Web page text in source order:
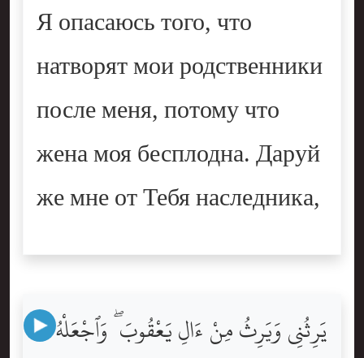
Я опасаюсь того, что
натворят мои родственники
после меня, потому что
жена моя бесплодна. Даруй
же мне от Тебя наследника,
يَرِثُنِى وَيَرِثُ مِنْ ءَالِ يَعْقُوبَ ۖ وَٱجْعَلْهُ